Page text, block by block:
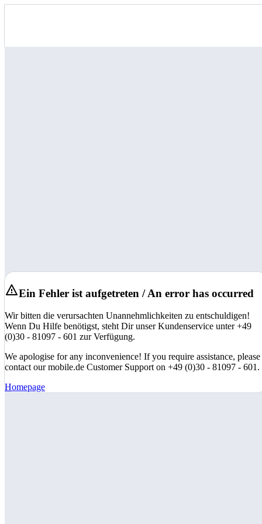
Ein Fehler ist aufgetreten / An error has occurred
Wir bitten die verursachten Unannehmlichkeiten zu entschuldigen!
Wenn Du Hilfe benötigst, steht Dir unser Kundenservice unter +49
(0)30 - 81097 - 601 zur Verfügung.
We apologise for any inconvenience! If you require assistance, please
contact our mobile.de Customer Support on +49 (0)30 - 81097 - 601.
Homepage